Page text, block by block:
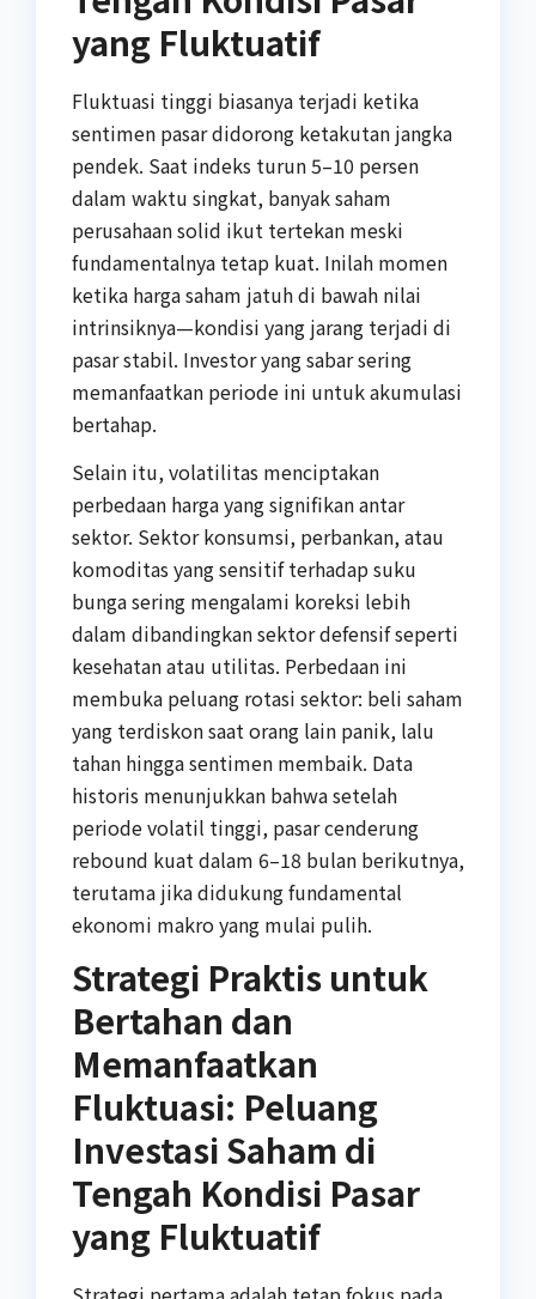
yang Fluktuatif
Fluktuasi tinggi biasanya terjadi ketika
sentimen pasar didorong ketakutan jangka
pendek. Saat indeks turun 5–10 persen
dalam waktu singkat, banyak saham
perusahaan solid ikut tertekan meski
fundamentalnya tetap kuat. Inilah momen
ketika harga saham jatuh di bawah nilai
intrinsiknya—kondisi yang jarang terjadi di
pasar stabil. Investor yang sabar sering
memanfaatkan periode ini untuk akumulasi
bertahap.
Selain itu, volatilitas menciptakan
perbedaan harga yang signifikan antar
sektor. Sektor konsumsi, perbankan, atau
komoditas yang sensitif terhadap suku
bunga sering mengalami koreksi lebih
dalam dibandingkan sektor defensif seperti
kesehatan atau utilitas. Perbedaan ini
membuka peluang rotasi sektor: beli saham
yang terdiskon saat orang lain panik, lalu
tahan hingga sentimen membaik. Data
historis menunjukkan bahwa setelah
periode volatil tinggi, pasar cenderung
rebound kuat dalam 6–18 bulan berikutnya,
terutama jika didukung fundamental
ekonomi makro yang mulai pulih.
Strategi Praktis untuk
Bertahan dan
Memanfaatkan
Fluktuasi: Peluang
Investasi Saham di
Tengah Kondisi Pasar
yang Fluktuatif